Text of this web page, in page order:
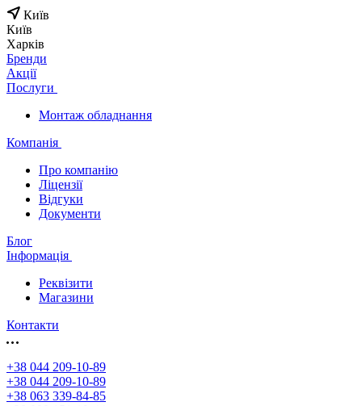
Київ
Київ
Харків
Бренди
Акції
Послуги
Монтаж обладнання
Компанія
Про компанію
Ліцензії
Відгуки
Документи
Блог
Інформація
Реквізити
Магазини
Контакти
+38 044 209-10-89
+38 044 209-10-89
+38 063 339-84-85